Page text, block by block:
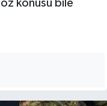
konusu bile